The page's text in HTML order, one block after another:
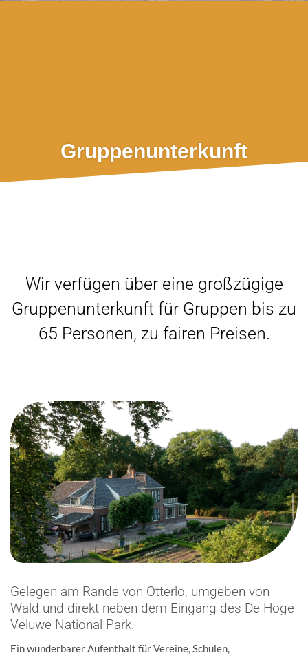
Gruppenunterkunft
Wir verfügen über eine großzügige
Gruppenunterkunft für Gruppen bis zu
65 Personen, zu fairen Preisen.
Gelegen am Rande von Otterlo, umgeben von
Wald und direkt neben dem Eingang des De Hoge
Veluwe National Park.
Ein wunderbarer Aufenthalt für Vereine, Schulen,